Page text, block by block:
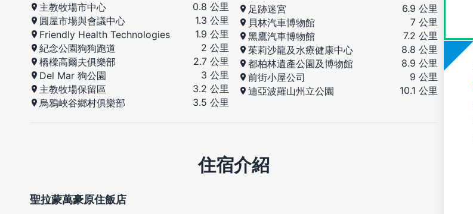
主教牧場市中心
0.8 公里
圓屋市場與會議中心
1.3 公里
Friendly Health Technologies
1.9 公里
紀念公園狗狗跑道
2 公里
橋樑高爾夫俱樂部
2.7 公里
Del Mar 狗公園
3 公里
主教牧場保留區
3.2 公里
烏鴉峽谷鄉村俱樂部
3.5 公里
足跡迷宮
6.9 公里
貝林汽車博物館
7 公里
黑鷹汽車博物館
7.2 公里
茱莉沙龍及水療健康中心
8.8 公里
都柏林遺產公園及博物館
8.9 公里
前街小屋公司
9 公里
迪亞波羅山州立公園
10.1 公里
住宿介紹
聖拉蒙萬豪原住飯店